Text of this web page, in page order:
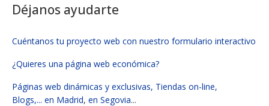
Déjanos ayudarte
Cuéntanos tu proyecto web con nuestro formulario interactivo
¿Quieres una página web económica?
Páginas web dinámicas y exclusivas, Tiendas on-line,
Blogs,... en Madrid, en Segovia...